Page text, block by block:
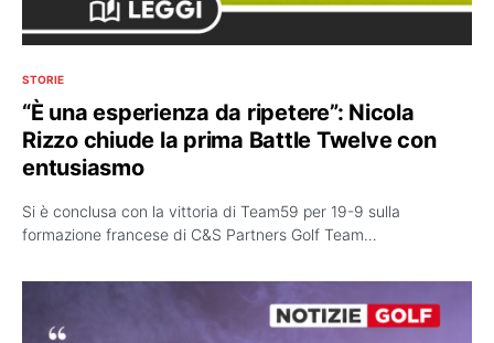
STORIE
“È una esperienza da ripetere”: Nicola
Rizzo chiude la prima Battle Twelve con
entusiasmo
Si è conclusa con la vittoria di Team59 per 19-9 sulla
formazione francese di C&S Partners Golf Team…